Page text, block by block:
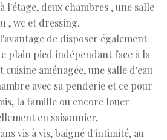
l'étage, deux chambres , une salle
, wc et dressing.
de disposer également
plain pied indépendant face à la
cuisine aménagée, une salle d'eau
avec sa penderie et ce pour
la famille ou encore louer
en saisonnier,
vis à vis, baigné d'intimité, au